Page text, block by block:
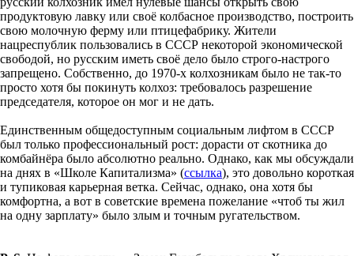
продуктовую лавку или своё колбасное производство, построить
свою молочную ферму или птицефабрику. Жители
нацреспублик пользовались в СССР некоторой экономической
свободой, но русским иметь своё дело было строго-настрого
запрещено. Собственно, до 1970-х колхозникам было не так-то
просто хотя бы покинуть колхоз: требовалось разрешение
председателя, которое он мог и не дать.
Единственным общедоступным социальным лифтом в СССР
был только профессиональный рост: дорасти от скотника до
комбайнёра было абсолютно реально. Однако, как мы обсуждали
на днях в «Школе Капитализма» (ссылка), это довольно короткая
и тупиковая карьерная ветка. Сейчас, однако, она хотя бы
комфортна, а вот в советские времена пожелание «чтоб ты жил
на одну зарплату» было злым и точным ругательством.